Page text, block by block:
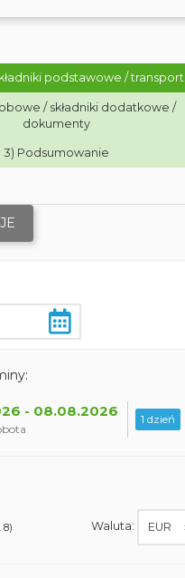
podstawowe / transport
/ składniki dodatkowe /
dokumenty
3) Podsumowanie
- 08.08.2026 1 dzień
8) Waluta: